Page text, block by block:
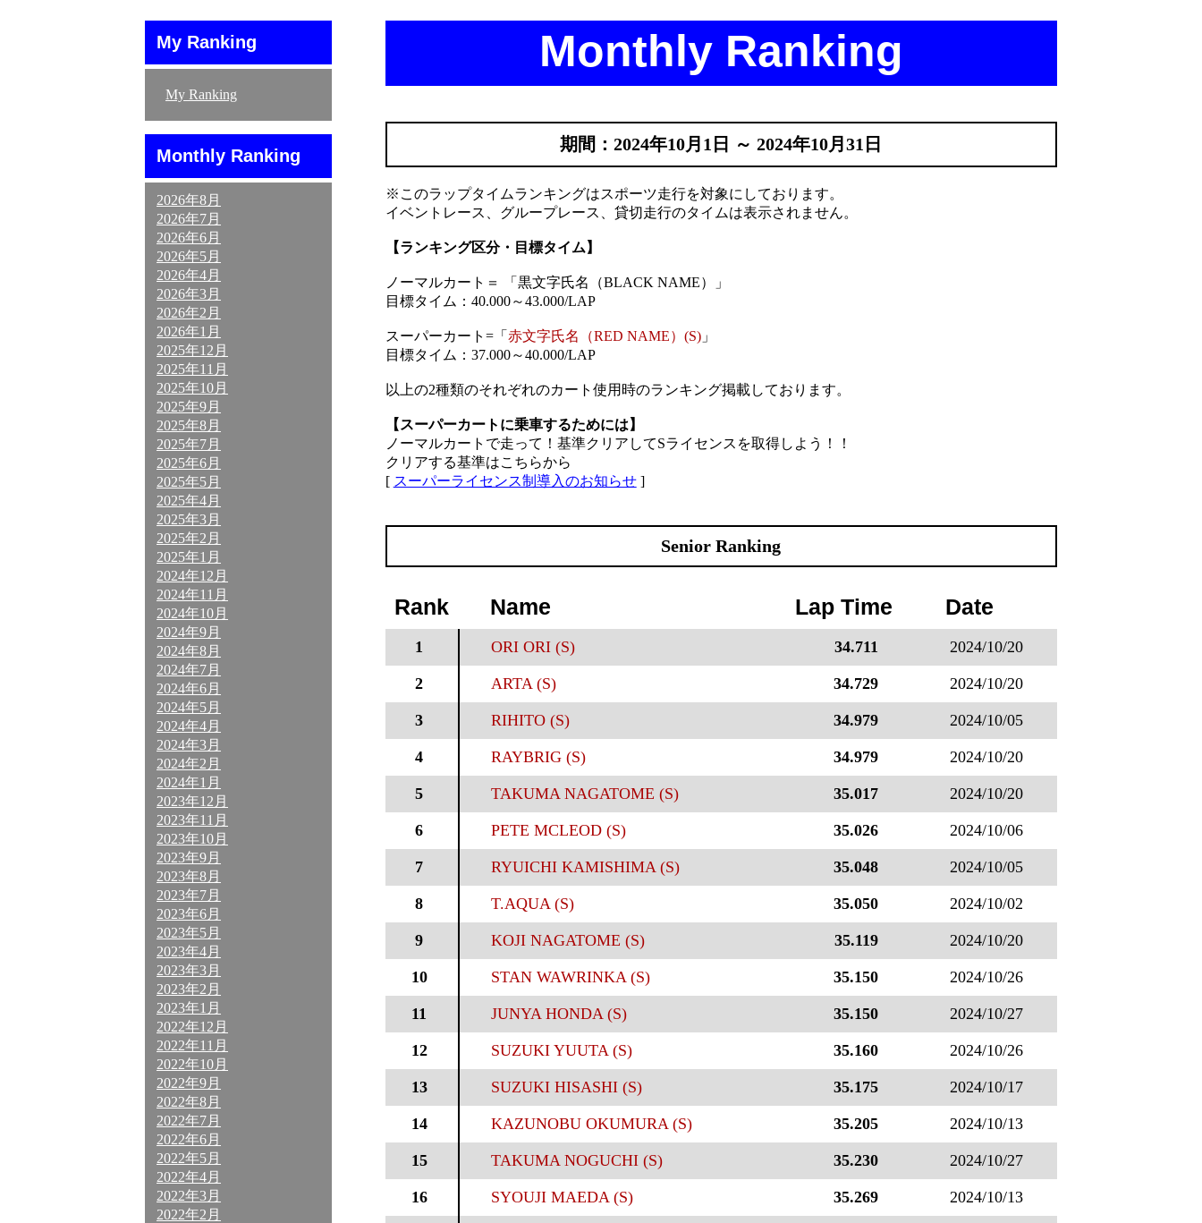
My Ranking
My Ranking
Monthly Ranking
2026年8月
2026年7月
2026年6月
2026年5月
2026年4月
2026年3月
2026年2月
2026年1月
2025年12月
2025年11月
2025年10月
2025年9月
2025年8月
2025年7月
2025年6月
2025年5月
2025年4月
2025年3月
2025年2月
2025年1月
2024年12月
2024年11月
2024年10月
2024年9月
2024年8月
2024年7月
2024年6月
2024年5月
2024年4月
2024年3月
2024年2月
2024年1月
2023年12月
2023年11月
2023年10月
2023年9月
2023年8月
2023年7月
2023年6月
2023年5月
2023年4月
2023年3月
2023年2月
2023年1月
2022年12月
2022年11月
2022年10月
2022年9月
2022年8月
2022年7月
2022年6月
2022年5月
2022年4月
2022年3月
2022年2月
Monthly Ranking
期間：2024年10月1日 ～ 2024年10月31日
※このラップタイムランキングはスポーツ走行を対象にしております。
イベントレース、グループレース、貸切走行のタイムは表示されません。
【ランキング区分・目標タイム】
ノーマルカート＝ 「黒文字氏名（BLACK NAME）」
目標タイム：40.000～43.000/LAP
スーパーカート=「 赤文字氏名（RED NAME）(S)」
目標タイム：37.000～40.000/LAP
以上の2種類のそれぞれのカート使用時のランキング掲載しております。
【スーパーカートに乗車するためには】
ノーマルカートで走って！基準クリアしてSライセンスを取得しよう！！
クリアする基準はこちらから
[ スーパーライセンス制導入のお知らせ]
Senior Ranking
Rank Name Lap Time Date
1 ORI ORI (S) 34.711 2024/10/20
2 ARTA (S) 34.729 2024/10/20
3 RIHITO (S) 34.979 2024/10/05
4 RAYBRIG (S) 34.979 2024/10/20
5 TAKUMA NAGATOME (S) 35.017 2024/10/20
6 PETE MCLEOD (S) 35.026 2024/10/06
7 RYUICHI KAMISHIMA (S) 35.048 2024/10/05
8 T.AQUA (S) 35.050 2024/10/02
9 KOJI NAGATOME (S) 35.119 2024/10/20
10 STAN WAWRINKA (S) 35.150 2024/10/26
11 JUNYA HONDA (S) 35.150 2024/10/27
12 SUZUKI YUUTA (S) 35.160 2024/10/26
13 SUZUKI HISASHI (S) 35.175 2024/10/17
14 KAZUNOBU OKUMURA (S) 35.205 2024/10/13
15 TAKUMA NOGUCHI (S) 35.230 2024/10/27
16 SYOUJI MAEDA (S) 35.269 2024/10/13